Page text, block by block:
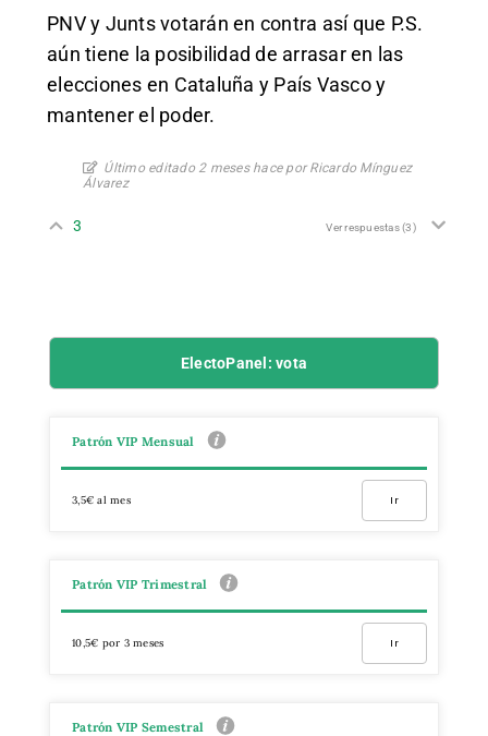
PNV y Junts votarán en contra así que P.S.
aún tiene la posibilidad de arrasar en las
elecciones en Cataluña y País Vasco y
mantener el poder.
Último editado 2 meses hace por Ricardo Mínguez
Álvarez
3 Ver respuestas(3)
ElectoPanel: vota
Patrón VIP Mensual
3,5€ al mes Ir
Patrón VIP Trimestral
10,5€ por 3 meses Ir
Patrón VIP Semestral